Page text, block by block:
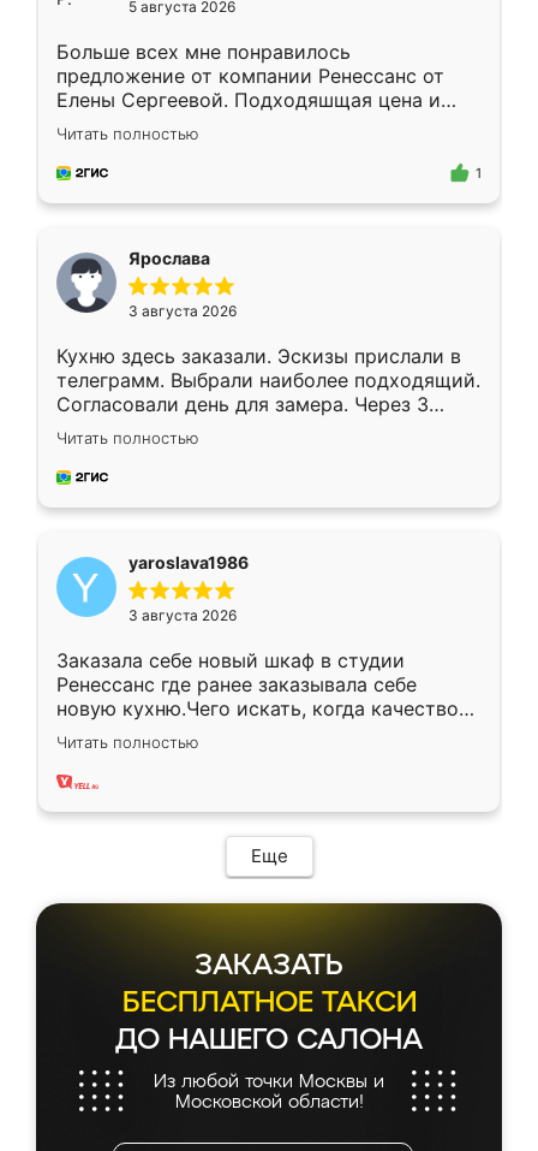
5 августа 2026
Больше всех мне понравилось
предложение от компании Ренессанс от
Елены Сергеевой. Подходяшщая цена и
короткие сроки изготовления. Приехавший
для замера сотрудник Владислав
предложил по моему эскизу самый
Читать полностью
1
Ярослава
3 августа 2026
Кухню здесь заказали. Эскизы прислали в
телеграмм. Выбрали наиболее подходящий.
Согласовали день для замера. Через 3
недели кухня была уже готова. Остались
довольны работой. Спасибо Ренессанс
мебель за качественную работу!
Читать полностью
yaroslava1986
3 августа 2026
Заказала себе новый шкаф в студии
Ренессанс где ранее заказывала себе
новую кухню.Чего искать, когда качеством
вполне довольна. Служит кухня уже почти
два года, нареканий нет.
Читать полностью
Еще
ЗАКАЗАТЬ
БЕСПЛАТНОЕ ТАКСИ
ДО НАШЕГО САЛОНА
Из любой точки Москвы и
Московской области!